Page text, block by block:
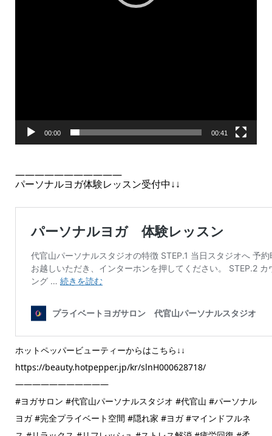
00:00 00:41
———————————
パーソナルヨガ体験レッスン受付中↓↓
ホットペッパービューティーからはこちら↓↓
https://beauty.hotpepper.jp/kr/slnH000628718/
———————————
#ヨガサロン #代官山パーソナルスタジオ #代官山 #パーソナル
ヨガ #完全プライベート空間 #隠れ家 #ヨガ #マインドフルネ